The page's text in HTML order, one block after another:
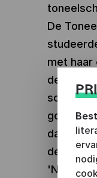
De
met haar
de
scriptie
goede
de
'Naar